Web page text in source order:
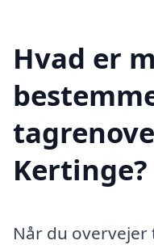
Hvad er
Kertinge?
Når du